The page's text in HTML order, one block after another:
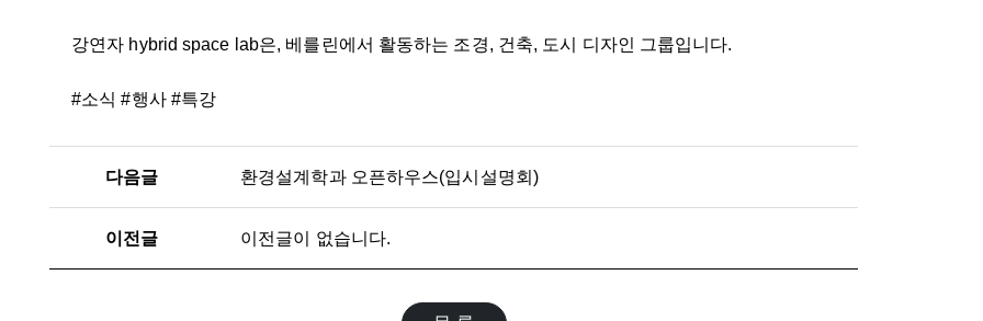
강연자 hybrid space lab은, 베를린에서 활동하는 조경, 건축, 도시 디자인 그룹입니다.
#소식 #행사 #특강
다음글 환경설계학과 오픈하우스(입시설명회)
이전글 이전글이 없습니다.